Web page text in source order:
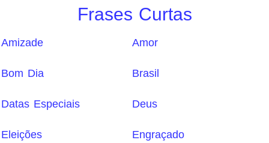
Frases Curtas
Amizade Amor
Bom Dia Brasil
Datas Especiais Deus
Eleições Engraçado